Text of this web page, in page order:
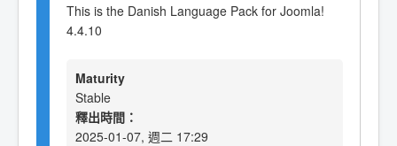
This is the Danish Language Pack for Joomla!
4.4.10
Maturity
Stable
釋出時間：
2025-01-07, 週二 17:29